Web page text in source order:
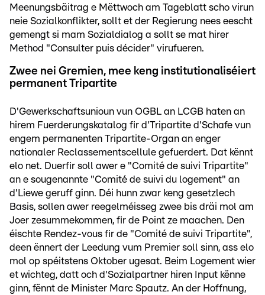
Meenungsbäitrag e Mëttwoch am Tageblatt scho virun
neie Sozialkonflikter, sollt et der Regierung nees eescht
gemengt si mam Sozialdialog a sollt se mat hirer
Method "Consulter puis décider" virufueren.
Zwee nei Gremien, mee keng institutionaliséiert
permanent Tripartite
D'Gewerkschaftsunioun vun OGBL an LCGB haten an
hirem Fuerderungskatalog fir d'Tripartite d'Schafe vun
engem permanenten Tripartite-Organ an enger
nationaler Reclassementscellule gefuerdert. Dat kënnt
elo net. Duerfir soll awer e "Comité de suivi Tripartite"
an e sougenannte "Comité de suivi du logement" an
d'Liewe geruff ginn. Déi hunn zwar keng gesetzlech
Basis, sollen awer reegelméisseg zwee bis dräi mol am
Joer zesummekommen, fir de Point ze maachen. Den
éischte Rendez-vous fir de "Comité de suivi Tripartite",
deen ënnert der Leedung vum Premier soll sinn, ass elo
mol op spéitstens Oktober ugesat. Beim Logement wier
et wichteg, datt och d'Sozialpartner hiren Input kënne
ginn, fënnt de Minister Marc Spautz. An der Hoffnung,